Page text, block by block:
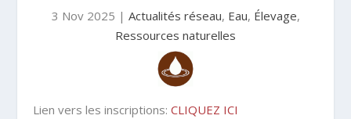
3 Nov 2025 | Actualités réseau, Eau, Élevage,
Ressources naturelles
Lien vers les inscriptions:CLIQUEZ ICI